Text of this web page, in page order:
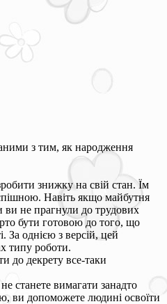
з тим, як народження
знижку на свій стан. Їм
Навіть якщо майбутня
ви не прагнули до трудових
бути готовою до того, що
За однією з версій, цей
типу роботи.
до декрету все-таки
станете вимагати занадто
ви допоможете людині освоїти